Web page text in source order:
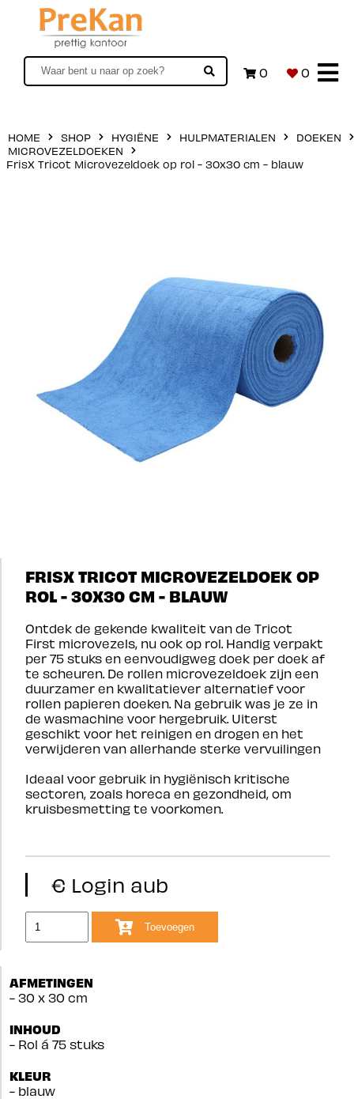
0 0
HOME SHOP HYGIËNE HULPMATERIALEN
DOEKEN
MICROVEZELDOEKEN
FrisX Tricot Microvezeldoek op rol - 30x30 cm - blauw
FRISX TRICOT MICROVEZELDOEK OP
ROL - 30X30 CM - BLAUW
Ontdek de gekende kwaliteit van de Tricot
First microvezels, nu ook op rol. Handig verpakt
per 75 stuks en eenvoudigweg doek per doek af
te scheuren. De rollen microvezeldoek zijn een
duurzamer en kwalitatiever alternatief voor
rollen papieren doeken. Na gebruik was je ze in
de wasmachine voor hergebruik. Uiterst
geschikt voor het reinigen en drogen en het
verwijderen van allerhande sterke vervuilingen
Ideaal voor gebruik in hygiënisch kritische
sectoren, zoals horeca en gezondheid, om
kruisbesmetting te voorkomen.
€ Login aub
Toevoegen
AFMETINGEN
- 30 x 30 cm
INHOUD
- Rol á 75 stuks
KLEUR
- blauw